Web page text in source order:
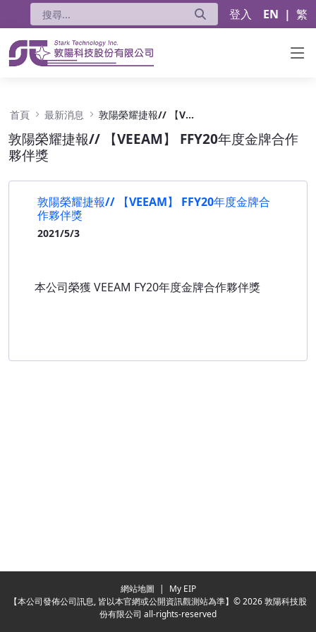
登入 EN | 繁
首頁 最新消息 敦陽榮耀捷報// 【VEEAM】 FFY20年度金牌合作夥伴獎
敦陽榮耀捷報// 【VEEAM】 FFY20年度金牌合作
夥伴獎
敦陽榮耀捷報// 【VEEAM】 FFY20年度金牌合
作夥伴獎
2021/5/3
本公司榮獲 VEEAM FY20年度金牌合作夥伴獎
網站地圖 |
My EIP
【本公司發佈公司訊息, 皆以本官網或公開資訊觀測站為準】© 2026 敦陽科技股
份有限公司 all-rights-reserved